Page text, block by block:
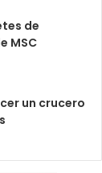
de
MSC
un crucero